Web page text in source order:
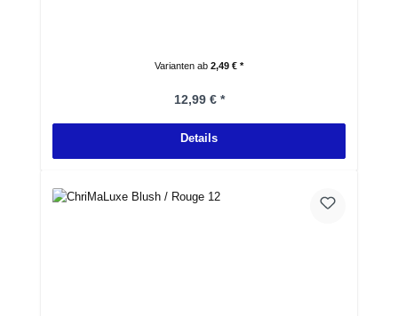
Varianten ab 2,49 € *
Regulärer Preis:
12,99 € *
Details